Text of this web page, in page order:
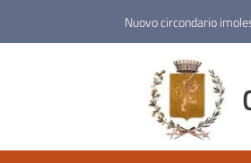
Nuovo circondario